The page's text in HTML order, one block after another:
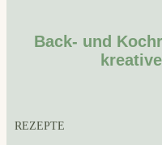
Back- und
REZEPTE